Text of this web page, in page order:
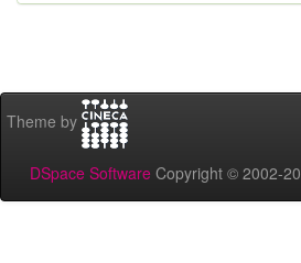
Theme by
DSpace Software Copyright © 2002-